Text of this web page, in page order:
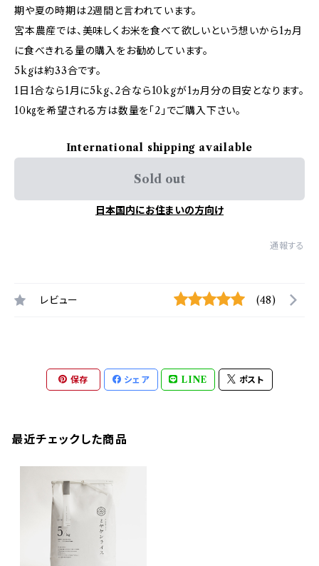
期や夏の時期は2週間と言われています。
宮本農産では、美味しくお米を食べて欲しいという想いから1ヵ月
に食べきれる量の購入をお勧めしています。
5kgは約33合です。
1日1合なら1月に5kg、2合なら10kgが1ヵ月分の目安となります。
10㎏を希望される方は数量を「2」でご購入下さい。
International shipping available
Sold out
日本国内にお住まいの方向け
通報する
レビュー (48)
保存 シェア LINE ポスト
最近チェックした商品